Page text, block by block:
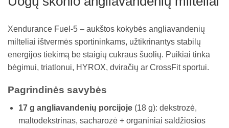
Xendurance Fuel-5 – aukštos kokybės angliavandenių
milteliai ištvermės sportininkams, užtikrinantys stabilų
energijos tiekimą be staigių cukraus šuolių. Puikiai tinka
bėgimui, triatlonui, HYROX, dviračių ar CrossFit sportui.
Pagrindinės savybės
17 g angliavandenių porcijoje(18 g): dekstrozė,
maltodekstrinas, sacharozė + organiniai saldžiosios